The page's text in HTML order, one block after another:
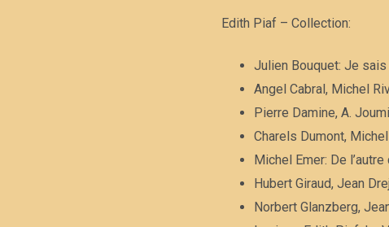
Edith Piaf – Collection:
Julien Bouquet: Je
Angel Cabral, Michel
Pierre Damine, A.
Charels Dumont,
Michel Emer: De
Hubert Giraud, Jean
Norbert Glanzberg,